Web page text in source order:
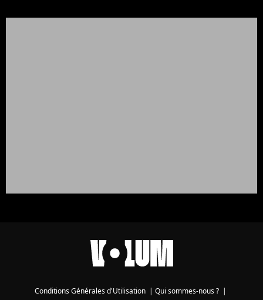
Conditions Générales d'Utilisation | Qui sommes-nous ? |